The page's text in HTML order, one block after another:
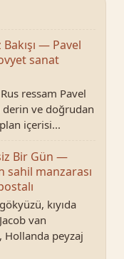
Bakışı — Pavel
sanat
ressam Pavel
derin ve doğrudan
içerisi...
Bir Gün —
sahil manzarası
kıyıda
van
Hollanda peyzaj